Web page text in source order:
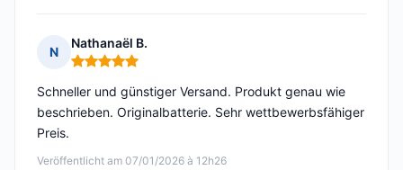
N
Nathanaël B.
Hinweis: 5 von 5
Veröffentlicht am 07/01/2026 à 12h26
Schneller und günstiger Versand. Produkt genau wie
beschrieben. Originalbatterie. Sehr wettbewerbsfähiger
Preis.